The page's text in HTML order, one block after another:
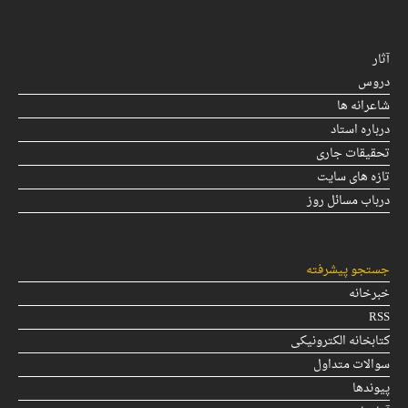
آثار
دروس
شاعرانه ها
درباره استاد
تحقیقات جاری
تازه های سایت
درباب مسائل روز
جستجو پیشرفته
خبرخانه
RSS
کتابخانه الکترونیکی
سوالات متداول
پیوندها